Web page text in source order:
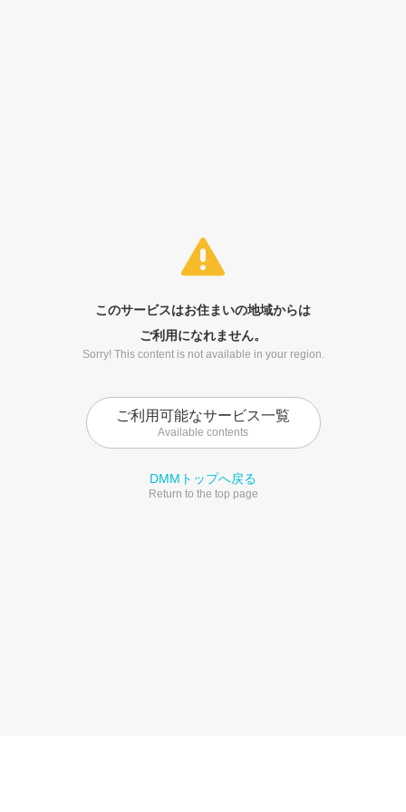
このサービスはお住まいの地域からは
ご利用になれません。
Sorry! This content is not available in your region.
ご利用可能なサービス一覧
Available contents
DMMトップへ戻る
Return to the top page